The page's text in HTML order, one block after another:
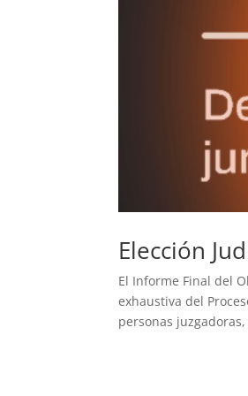
Elección
El Informe Final del
exhaustiva del
personas